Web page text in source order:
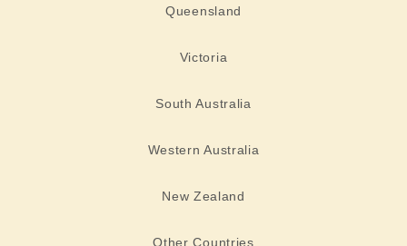
Queensland
Victoria
South Australia
Western Australia
New Zealand
Other Countries